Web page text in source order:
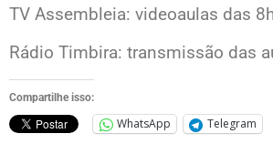
TV Assembleia: videoaulas das
Rádio Timbira: transmissão das
Compartilhe isso:
WhatsApp Telegram